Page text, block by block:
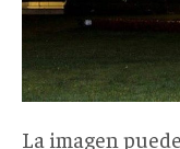
La imagen